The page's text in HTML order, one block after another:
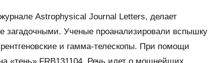
Astrophysical Journal Letters, делает
Ученые проанализировали вспышку
и гамма-телескопы. При помощи
«тень» FRB131104. Речь идет о мощнейших